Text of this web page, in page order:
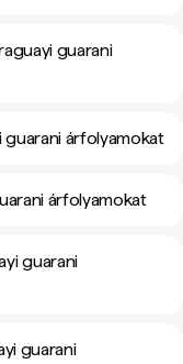
guarani
árfolyamokat
árfolyamokat
guarani
guarani